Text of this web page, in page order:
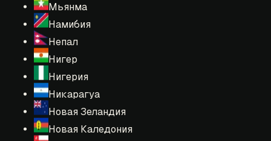
Мьянма
Намибия
Непал
Нигер
Нигерия
Никарагуа
Новая Зеландия
Новая Каледония